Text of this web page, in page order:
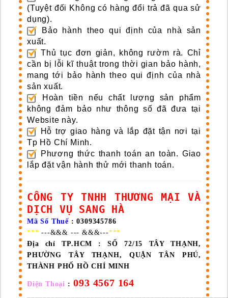
(Tuyệt đối Không có hàng đổi trả đã qua sử
dụng).
Bảo hành theo qui định của nhà sản
xuất.
Thủ tục đơn giản, không rườm rà. Chỉ
cần bị lỗi kĩ thuật trong thời gian bảo hành,
mang tới bảo hành theo qui định của nhà
sản xuất.
Hoàn tiền nếu chất lượng sản phẩm
không đảm bảo như thông số đã đưa tại
Website này.
Hỗ trợ giao hàng và lắp đặt tận nơi tại
Tp Hồ Chí Minh.
Phương thức thanh toán an toàn. Giao
lắp đặt vận hành thử mới thanh toán.
CÔNG TY TNHH THƯƠNG MẠI VÀ
DỊCH VỤ SANG HÀ
Mã Số Thuế : 0309345786
*** ---&&& --- &&&---***
Địa chỉ TP.HCM :
SỐ 72/15 TÂY THẠNH,
PHƯỜNG TÂY THẠNH, QUẬN TÂN PHÚ,
THÀNH PHỐ HỒ CHÍ MINH
Điện Thoại : 093 4567 164